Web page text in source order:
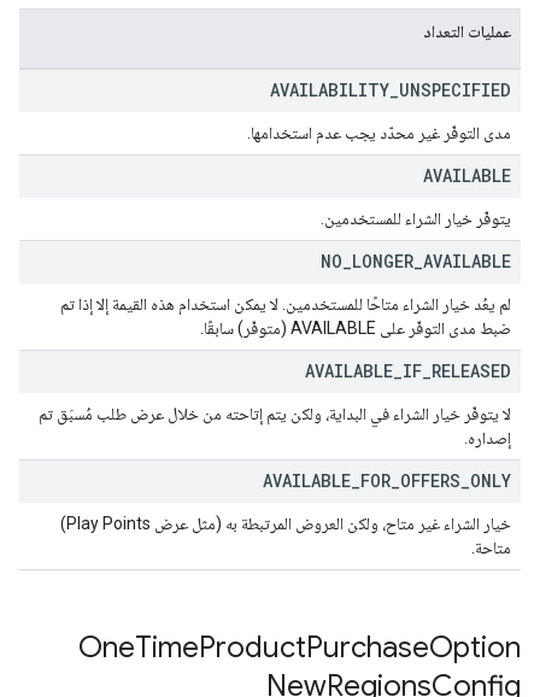
عمليات التعداد
AVAILABILITY UNSPECIFIED
مدى التوفّر غير محدّد يجب عدم استخدامها.
AVAILABLE
يتوفّر خيار الشراء للمستخدمين.
NO LONGER AVAILABLE
لم يعُد خيار الشراء متاحًا للمستخدمين. لا يمكن استخدام هذه القيمة إلا إذا تم
ضبط مدى التوفّر على AVAILABLE (متوفّر) سابقًا.
AVAILABLE IF RELEASED
لا يتوفّر خيار الشراء في البداية، ولكن يتم إتاحته من خلال عرض طلب مُسبَق تم
إصداره.
AVAILABLE FOR OFFERS ONLY
خيار الشراء غير متاح، ولكن العروض المرتبطة به (مثل عرض Play Points)
متاحة.
OneTimeProductPurchaseOption
NewRegionsConfig